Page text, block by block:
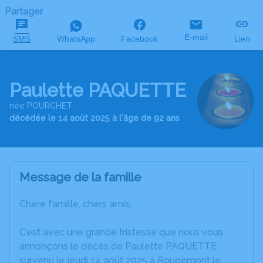
Partager
SMS WhatsApp Facebook E-mail Lien
Paulette PAQUETTE
née POURCHET
décédée le 14 août 2025 à l'âge de 92 ans
Message de la famille
Chère famille, chers amis,
C’est avec une grande tristesse que nous vous
annonçons le décès de Paulette PAQUETTE
survenu le jeudi 14 août 2025 à Rougemont le